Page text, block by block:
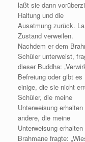
laßt sie dann
Haltung und die
Ausatmung zurück.
Zustand verweilen.
Nachdem er dem
Schüler unterweist,
dieser Buddha:
Befreiung oder gibt es
einige, die sie nicht
Schüler, die meine
Unterweisung
andere, die meine
Unterweisung
Brahmane fragte: